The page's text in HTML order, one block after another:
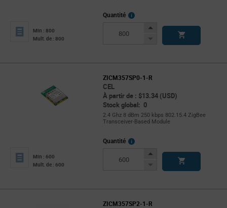
Min : 800
Mult. de : 800
Quantité
More
Increase
Decrease
ZICM357SP0-1-R
CEL
À partir de : $13.34 (USD)
Stock global: 0
2.4 Ghz 8 dBm 250 kbps 802.15.4 ZigBee
Transceiver-Based Module
Min : 600
Mult. de : 600
Quantité
More
Increase
Decrease
ZICM357SP2-1-R